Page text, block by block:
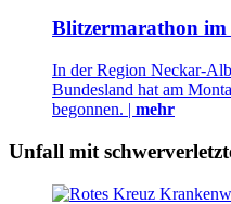
Blitzermarathon im
In der Region Neckar-
Bundesland hat am
begonnen. | mehr
Unfall mit